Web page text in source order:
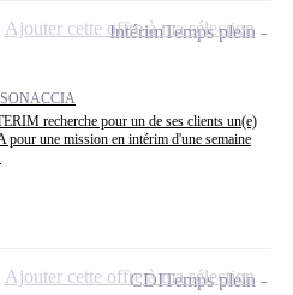
recherche pour un de ses clients un(e)
une mission en intérim d'une semaine
IntérimTemps plein
Ajouter cette offre à ma sélection
CDITemps plein
Ajouter cette offre à ma sélection